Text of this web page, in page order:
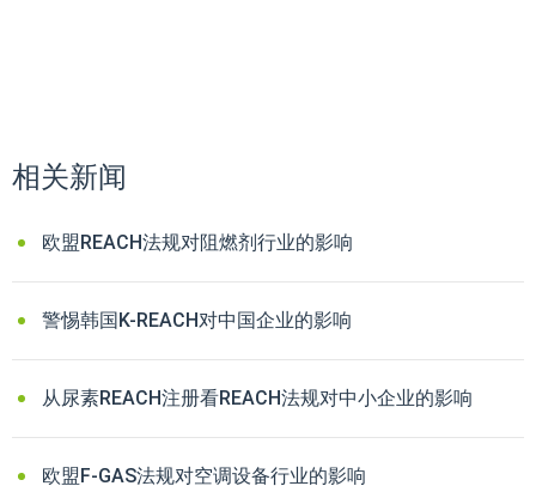
相关新闻
欧盟REACH法规对阻燃剂行业的影响
警惕韩国K-REACH对中国企业的影响
从尿素REACH注册看REACH法规对中小企业的影响
欧盟F-GAS法规对空调设备行业的影响